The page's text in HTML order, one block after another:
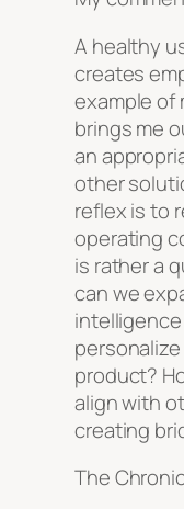
A healthy
creates
example of
brings me
an
other
reflex is to
operating
is rather a
can we
intelligence
product?
align with
creating
The